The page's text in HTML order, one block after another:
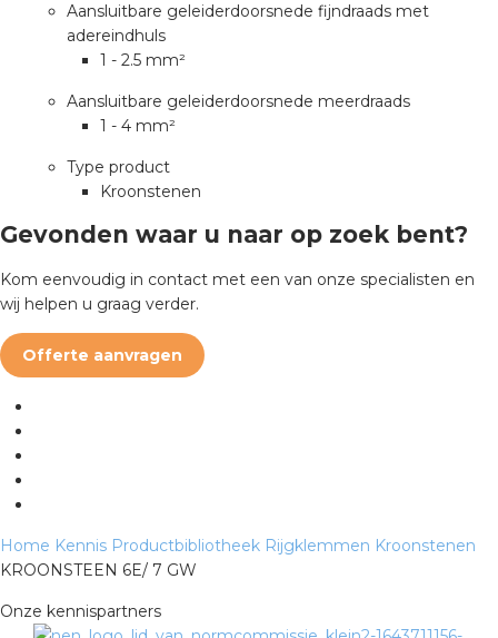
Aansluitbare geleiderdoorsnede fijndraads met
adereindhuls
1 - 2.5 mm²
Aansluitbare geleiderdoorsnede meerdraads
1 - 4 mm²
Type product
Kroonstenen
Gevonden waar u naar op zoek bent?
Kom eenvoudig in contact met een van onze specialisten en
wij helpen u graag verder.
Offerte aanvragen
Home Kennis Productbibliotheek Rijgklemmen Kroonstenen
KROONSTEEN 6E/ 7 GW
Onze kennispartners
RST®